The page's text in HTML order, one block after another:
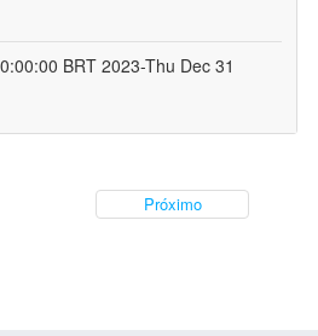
BRT 2023-Thu Dec 31
Próximo